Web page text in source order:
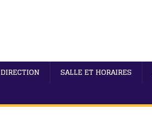
DIRECTION SALLE ET HORAIRES